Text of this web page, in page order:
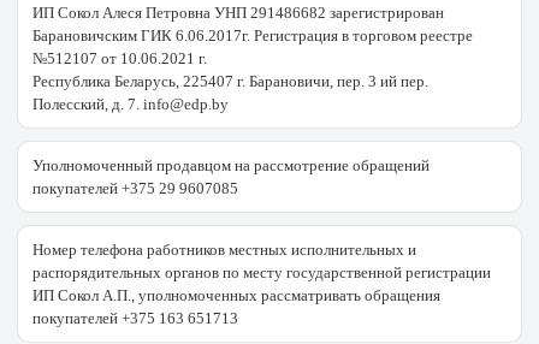
ИП Сокол Алеся Петровна УНП 291486682 зарегистрирован
Барановичским ГИК 6.06.2017г. Регистрация в торговом реестре
№512107 от 10.06.2021 г.
Республика Беларусь, 225407 г. Барановичи, пер. 3 ий пер.
Полесский, д. 7. info@edp.by
Уполномоченный продавцом на рассмотрение обращений
покупателей +375 29 9607085
Номер телефона работников местных исполнительных и
распорядительных органов по месту государственной регистрации
ИП Сокол А.П., уполномоченных рассматривать обращения
покупателей +375 163 651713